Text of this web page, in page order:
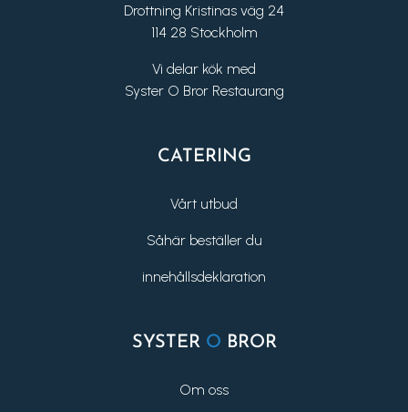
Drottning Kristinas väg 24
114 28 Stockholm
Vi delar kök med
Syster O Bror Restaurang
CATERING
Vårt utbud
Såhär beställer du
innehållsdeklaration
SYSTER O BROR
Om oss